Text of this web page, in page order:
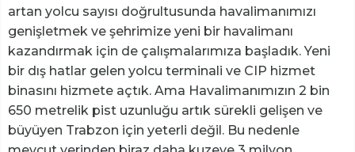
artan yolcu sayısı doğrultusunda havalimanımızı
genişletmek ve şehrimize yeni bir havalimanı
kazandırmak için de çalışmalarımıza başladık. Yeni
bir dış hatlar gelen yolcu terminali ve CIP hizmet
binasını hizmete açtık. Ama Havalimanımızın 2 bin
650 metrelik pist uzunluğu artık sürekli gelişen ve
büyüyen Trabzon için yeterli değil. Bu nedenle